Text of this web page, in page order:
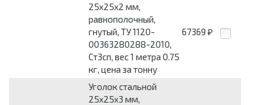
25x25x2 мм,
равнополочный,
гнутый, ТУ 1120-
00363280288-2010,
Ст3сп, вес 1 метра 0.75
кг, цена за тонну
67369 ₽
Уголок стальной
25x25x3 мм,